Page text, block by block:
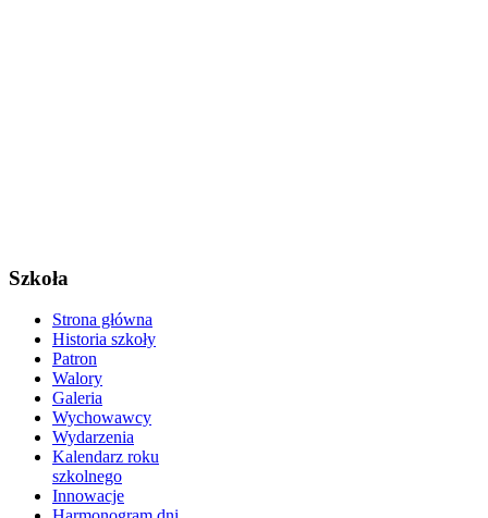
Szkoła
Strona główna
Historia szkoły
Patron
Walory
Galeria
Wychowawcy
Wydarzenia
Kalendarz roku
szkolnego
Innowacje